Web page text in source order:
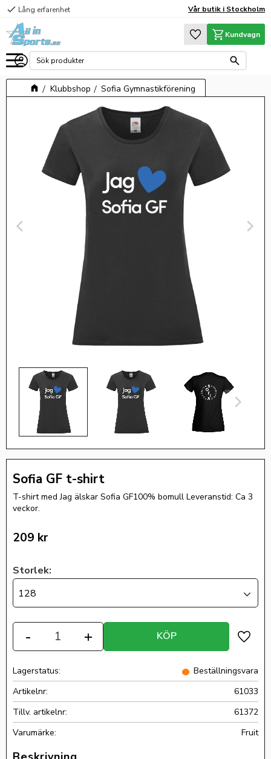
Meny
check Lång erfarenhet Vår butik i Stockholm
Favoriter
Kundvagn
Klubbshop Sofia Gymnastikförening
Sofia GF t-shirt
T-shirt med Jag älskar Sofia GF100% bomull Leveranstid: Ca 3
veckor.
209 kr
Storlek:
128
+
- KÖP
Lägg
Lagerstatus
Beställningsvara
Artikelnr
61033
Tillv. artikelnr
61372
Fruit